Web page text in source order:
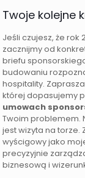
Twoje kolejne
Jeśli czujesz, że rok
zacznijmy od
briefu
budowaniu
hospitality.
której dopasujemy
umowach
Twoim problemem.
jest wizyta na torze.
wyścigowy jako
precyzyjnie
biznesową i